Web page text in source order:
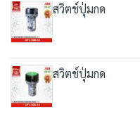
สวิตช์ปุ่มกด
สวิตช์ปุ่มกด